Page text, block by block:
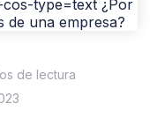
de lectura